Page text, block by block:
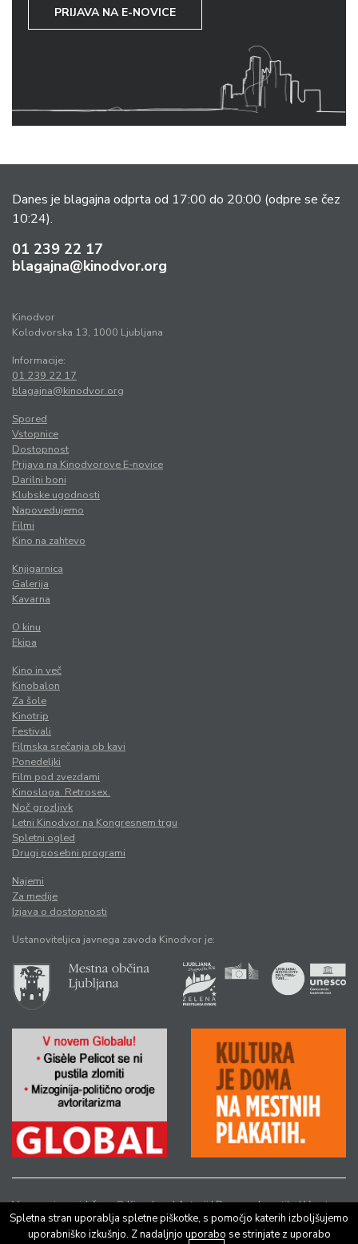
PRIJAVA NA E-NOVICE
Danes je blagajna odprta od 17:00 do 20:00 (odpre se čez
10:24).
01 239 22 17
blagajna@kinodvor.org
Kinodvor
Kolodvorska 13, 1000 Ljubljana
Informacije:
01 239 22 17
blagajna@kinodvor.org
Spored
Vstopnice
Dostopnost
Prijava na Kinodvorove E-novice
Darilni boni
Klubske ugodnosti
Napovedujemo
Filmi
Kino na zahtevo
Knjigarnica
Galerija
Kavarna
O kinu
Ekipa
Kino in več
Kinobalon
Za šole
Kinotrip
Festivali
Filmska srečanja ob kavi
Ponedeljki
Film pod zvezdami
Kinosloga. Retrosex.
Noč grozljivk
Letni Kinodvor na Kongresnem trgu
Spletni ogled
Drugi posebni programi
Najemi
Za medije
Izjava o dostopnosti
Ustanoviteljica javnega zavoda Kinodvor je:
Vse pravice pridržane © Kinodvor |Avtorji|Pravno obvestilo|Varstvo
osebnih podatkov
Spletna stran uporablja spletne piškotke, s pomočjo katerih izboljšujemo
uporabniško izkušnjo. Z nadaljnjo uporabo se strinjate z uporabo